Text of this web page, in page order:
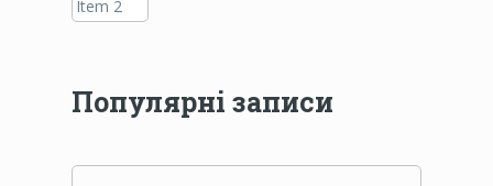
Популярні записи